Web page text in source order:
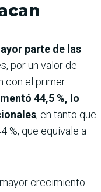
parte de las
por un valor de
con el primer
44,5 %, lo
, en tanto que
%, que equivale a
crecimiento